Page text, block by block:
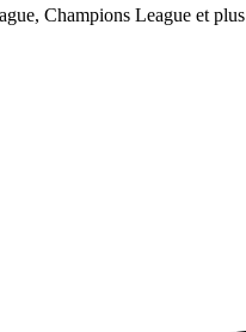
Champions League et plus